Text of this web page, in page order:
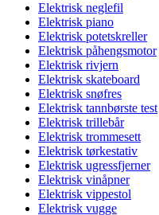
Elektrisk neglefil
Elektrisk piano
Elektrisk potetskreller
Elektrisk påhengsmotor
Elektrisk rivjern
Elektrisk skateboard
Elektrisk snøfres
Elektrisk tannbørste test
Elektrisk trillebår
Elektrisk trommesett
Elektrisk tørkestativ
Elektrisk ugressfjerner
Elektrisk vinåpner
Elektrisk vippestol
Elektrisk vugge